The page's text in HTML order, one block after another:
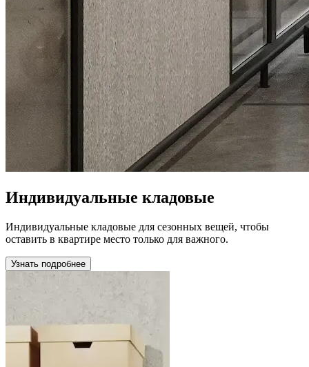
Индивидуальные кладовые
Индивидуальные кладовые для сезонных вещей, чтобы
оставить в квартире место только для важного.
Узнать подробнее